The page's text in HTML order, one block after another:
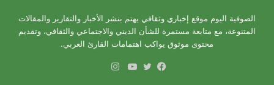
الصوفية اليوم موقع إخباري وثقافي يهتم بنشر الأخبار والتقارير والمقالات
المتنوعة، مع متابعة مستمرة للشأن الديني والاجتماعي والثقافي، وتقديم
محتوى موثوق يواكب اهتمامات القارئ العربي.